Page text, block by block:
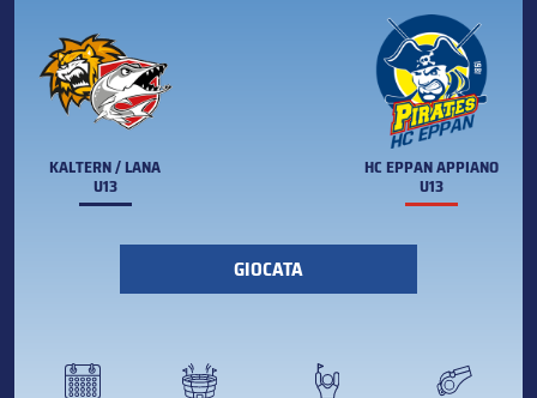
KALTERN / LANA
U13
HC EPPAN APPIANO
U13
GIOCATA